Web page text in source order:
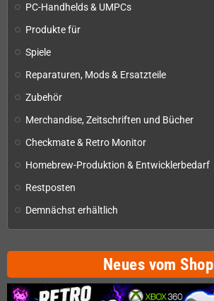
PC-Handhelds & UMPCs
Produkte für
Spiele
Reparaturen, Mods & Ersatzteile
Zubehör
Merchandise, Zeitschriften und Bücher
Checkmate & Retro Monitor
Homebrew-Produktion & Entwicklerbedarf
Restposten
Demnächst erhältlich
Neues vom Shop